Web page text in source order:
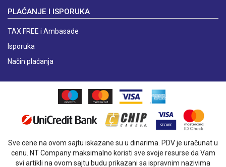
PLAĆANJE I ISPORUKA
TAX FREE i Ambasade
Isporuka
Način plaćanja
Sve cene na ovom sajtu iskazane su u dinarima. PDV je uračunat u
cenu. NT Company maksimalno koristi sve svoje resurse da Vam
svi artikli na ovom sajtu budu prikazani sa ispravnim nazivima